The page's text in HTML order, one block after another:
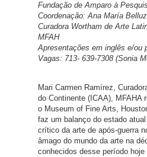
Fundação de Amparo à
Coordenação: Ana María
Curadora Wortham de Arte
MFAH
Apresentações em inglês e/ou
Vagas: 713- 639-7308 (Sonia
Mari Carmen Ramírez,
do Continente (ICAA), MFAHA
o Museum of Fine Arts,
faz um balanço do estado
crítico da arte de após-guerra
âmago do mundo da arte na
conhecidos desse período